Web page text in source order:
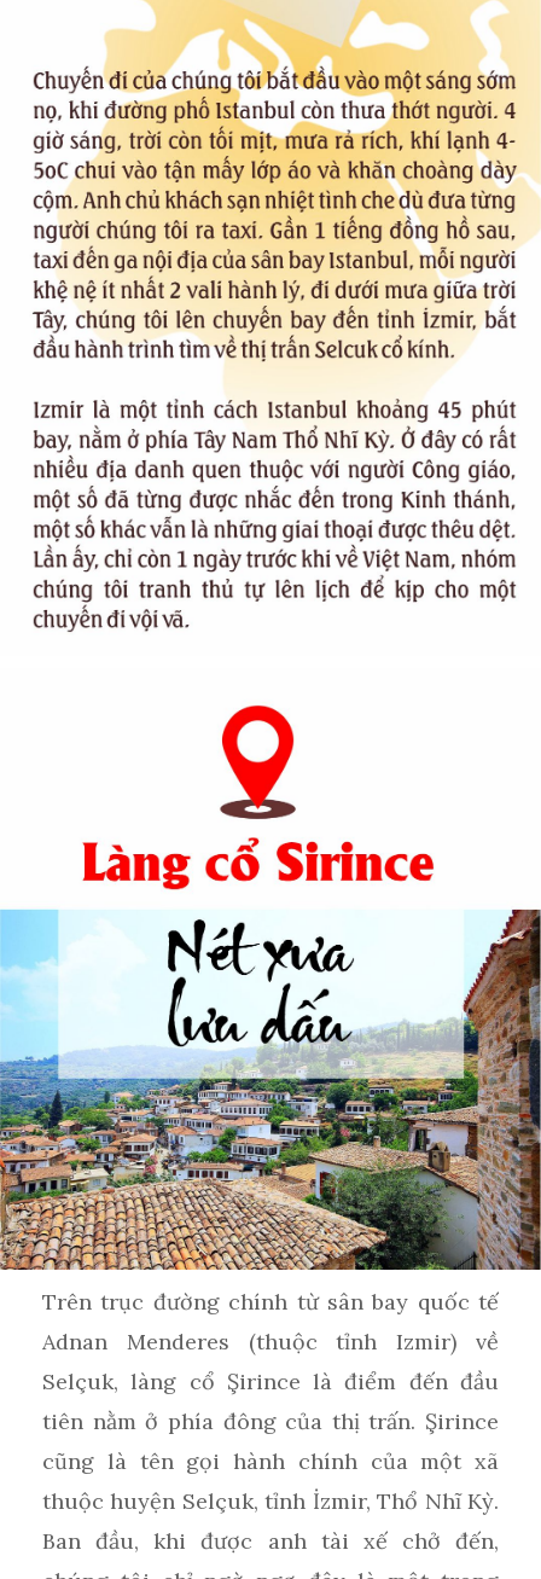
Trên trục đường chính từ sân bay quốc tế
Adnan Menderes (thuộc tỉnh Izmir) về
Selçuk, làng cổ Şirince là điểm đến đầu
tiên nằm ở phía đông của thị trấn. Şirince
cũng là tên gọi hành chính của một xã
thuộc huyện Selçuk, tỉnh İzmir, Thổ Nhĩ Kỳ.
Ban đầu, khi được anh tài xế chở đến,